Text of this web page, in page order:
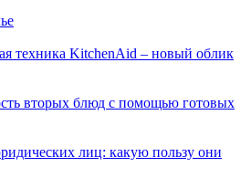
техника KitchenAid – новый облик
вторых блюд с помощью готовых
лиц: какую пользу они